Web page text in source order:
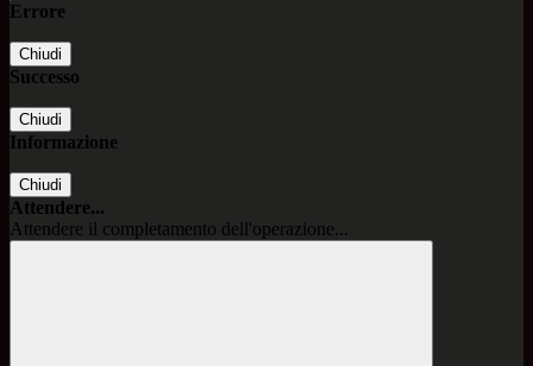
Errore
Chiudi
Successo
Chiudi
Informazione
Chiudi
Attendere...
Attendere il completamento dell'operazione...